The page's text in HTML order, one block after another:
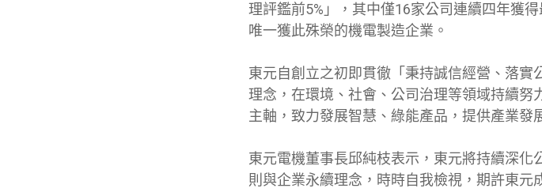
理評鑑前5%」，其中僅16家公司連續四年獲
唯一獲此殊榮的機電製造企業。
東元自創立之初即貫徹「秉持誠信經營、落實
理念，在環境、社會、公司治理等領域持續努
主軸，致力發展智慧、綠能產品，提供產業發
東元電機董事長邱純枝表示，東元將持續深
則與企業永續理念，時時自我檢視，期許東